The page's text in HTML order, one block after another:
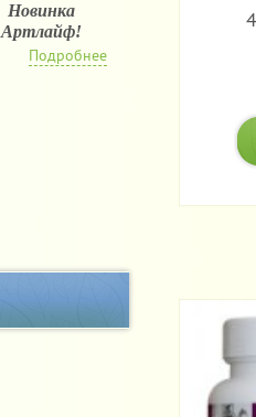
Новинка
Артлайф!
Подробнее